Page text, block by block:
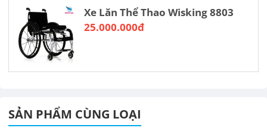
Xe Lăn Thể Thao Wisking 8803
25.000.000đ
SẢN PHẨM CÙNG LOẠI